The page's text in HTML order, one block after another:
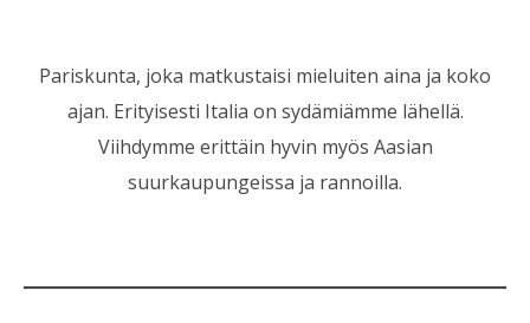
Pariskunta, joka matkustaisi mieluiten aina ja koko
ajan. Erityisesti Italia on sydämiämme lähellä.
Viihdymme erittäin hyvin myös Aasian
suurkaupungeissa ja rannoilla.